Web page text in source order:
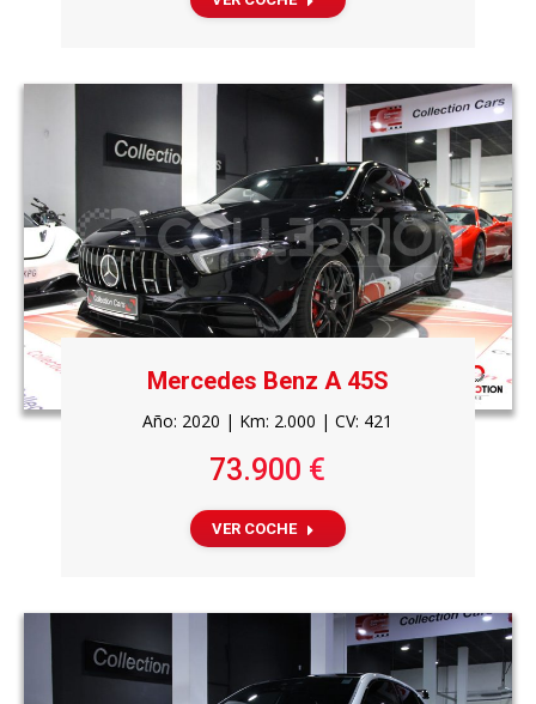
Mercedes Benz A 45S
Año: 2020 | Km: 2.000 | CV: 421
73.900 €
VER COCHE